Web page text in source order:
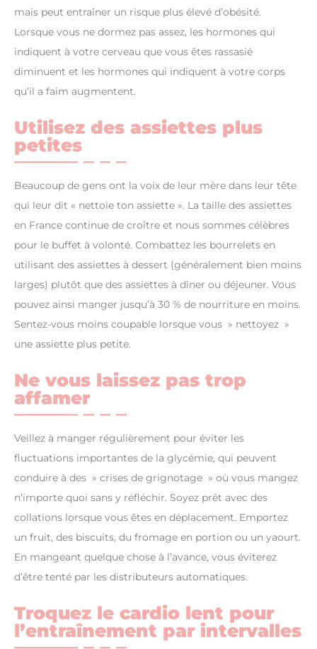
mais peut entraîner un risque plus élevé d’obésité.
Lorsque vous ne dormez pas assez, les hormones qui
indiquent à votre cerveau que vous êtes rassasié
diminuent et les hormones qui indiquent à votre corps
qu’il a faim augmentent.
Utilisez des assiettes plus
petites
Beaucoup de gens ont la voix de leur mère dans leur tête
qui leur dit « nettoie ton assiette ». La taille des assiettes
en France continue de croître et nous sommes célèbres
pour le buffet à volonté. Combattez les bourrelets en
utilisant des assiettes à dessert (généralement bien moins
larges) plutôt que des assiettes à dîner ou déjeuner. Vous
pouvez ainsi manger jusqu’à 30 % de nourriture en moins.
Sentez-vous moins coupable lorsque vous » nettoyez »
une assiette plus petite.
Ne vous laissez pas trop
affamer
Veillez à manger régulièrement pour éviter les
fluctuations importantes de la glycémie, qui peuvent
conduire à des » crises de grignotage » où vous mangez
n’importe quoi sans y réfléchir. Soyez prêt avec des
collations lorsque vous êtes en déplacement. Emportez
un fruit, des biscuits, du fromage en portion ou un yaourt.
En mangeant quelque chose à l’avance, vous éviterez
d’être tenté par les distributeurs automatiques.
Troquez le cardio lent pour
l’entraînement par intervalles